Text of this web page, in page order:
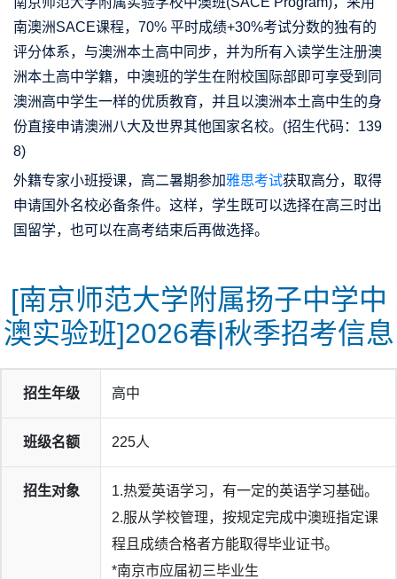
南澳洲SACE课程，70% 平时成绩+30%考试分数的独有的
评分体系，与澳洲本土高中同步，并为所有入读学生注册澳
洲本土高中学籍，中澳班的学生在附校国际部即可享受到同
澳洲高中学生一样的优质教育，并且以澳洲本土高中生的身
份直接申请澳洲八大及世界其他国家名校。(招生代码：139
8)
外籍专家小班授课，高二暑期参加雅思考试获取高分，取得
申请国外名校必备条件。这样，学生既可以选择在高三时出
国留学，也可以在高考结束后再做选择。
[南京师范大学附属扬子中学中
澳实验班]2026春|秋季招考信息
招生年级 高中
班级名额 225人
招生对象
1.热爱英语学习，有一定的英语学习基础。
2.服从学校管理，按规定完成中澳班指定课
程且成绩合格者方能取得毕业证书。
*南京市应届初三毕业生